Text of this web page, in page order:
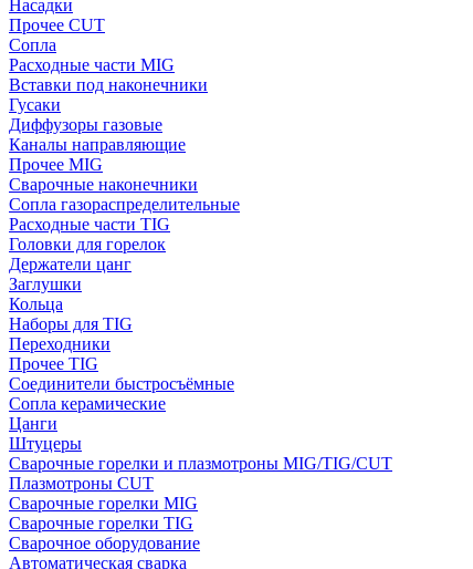
Насадки
Прочее CUT
Сопла
Расходные части MIG
Вставки под наконечники
Гусаки
Диффузоры газовые
Каналы направляющие
Прочее MIG
Сварочные наконечники
Сопла газораспределительные
Расходные части TIG
Головки для горелок
Держатели цанг
Заглушки
Кольца
Наборы для TIG
Переходники
Прочее TIG
Соединители быстросъёмные
Сопла керамические
Цанги
Штуцеры
Сварочные горелки и плазмотроны MIG/TIG/CUT
Плазмотроны CUT
Сварочные горелки MIG
Сварочные горелки TIG
Сварочное оборудование
Автоматическая сварка